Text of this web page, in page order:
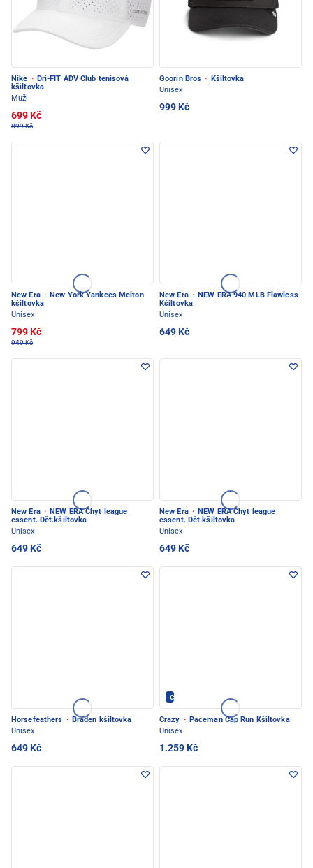
Nike · Dri-FIT ADV Club tenisová
kšiltovka
Muži
699 Kč
899 Kč
Goorin Bros ·
Kšiltovka
Unisex
999 Kč
New Era · New York Yankees Melton
kšiltovka
Unisex
799 Kč
949 Kč
New Era · NEW ERA 940 MLB Flawless
Kšiltovka
Unisex
649 Kč
New Era · NEW ERA Chyt league
essent. Dět.kšiltovka
Unisex
649 Kč
New Era · NEW ERA Chyt league
essent. Dět.kšiltovka
Unisex
649 Kč
Horsefeathers · Braden kšiltovka
Unisex
649 Kč
Crazy - PEC POD SNĚŽKOU
Crazy · Paceman Cap Run Kšiltovka
Unisex
1.259 Kč